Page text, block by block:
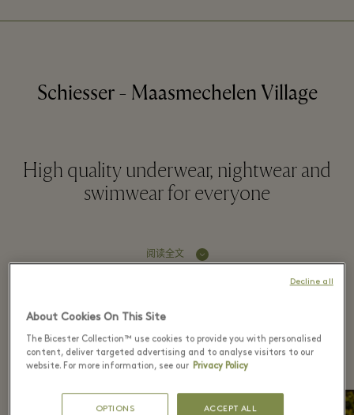
Schiesser - Maasmechelen Village
High quality underwear, nightwear and
swimwear for everyone
阅读全文
Recently seen in the
boutique
About Cookies On This Site
The Bicester Collection™ use cookies to provide you with personalised
content, deliver targeted advertising and to analyse visitors to our
website. For more information, see our Privacy Policy
OPTIONS ACCEPT ALL
Decline all